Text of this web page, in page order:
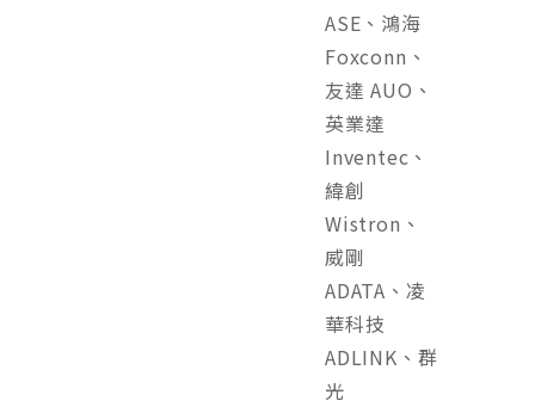
ASE、鴻海
Foxconn、
友達 AUO、
英業達
Inventec、
緯創
Wistron、
威剛
ADATA、凌
華科技
ADLINK、群
光